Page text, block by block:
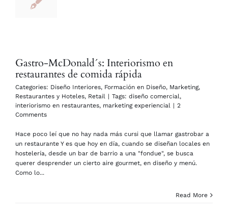
Gastro-McDonald´s: Interiorismo en
restaurantes de comida rápida
Categories: Diseño Interiores, Formación en Diseño, Marketing,
Restaurantes y Hoteles, Retail | Tags: diseño comercial,
interiorismo en restaurantes, marketing experiencial | 2
Comments
Hace poco leí que no hay nada más cursi que llamar gastrobar a
un restaurante Y es que hoy en día, cuando se diseñan locales en
hostelería, desde un bar de barrio a una "fondue", se busca
querer desprender un cierto aire gourmet, en diseño y menú.
Como lo...
Read More